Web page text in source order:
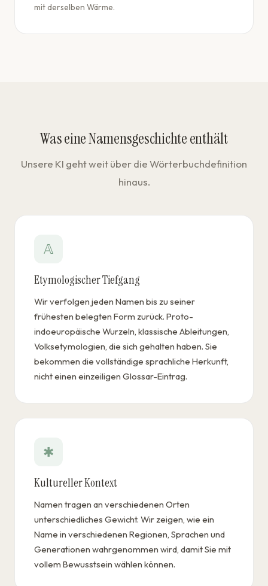
mit derselben Wärme.
Was eine Namensgeschichte enthält
Unsere KI geht weit über die Wörterbuchdefinition
hinaus.
𝔸
Etymologischer Tiefgang
Wir verfolgen jeden Namen bis zu seiner
frühesten belegten Form zurück. Proto-
indoeuropäische Wurzeln, klassische Ableitungen,
Volksetymologien, die sich gehalten haben. Sie
bekommen die vollständige sprachliche Herkunft,
nicht einen einzeiligen Glossar-Eintrag.
✱
Kultureller Kontext
Namen tragen an verschiedenen Orten
unterschiedliches Gewicht. Wir zeigen, wie ein
Name in verschiedenen Regionen, Sprachen und
Generationen wahrgenommen wird, damit Sie mit
vollem Bewusstsein wählen können.